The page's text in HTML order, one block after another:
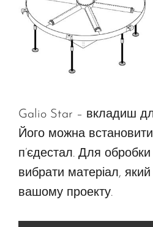
Galio Star – вкладиш
Його можна
п’єдестал. Для
вибрати матеріал, який
вашому проекту.